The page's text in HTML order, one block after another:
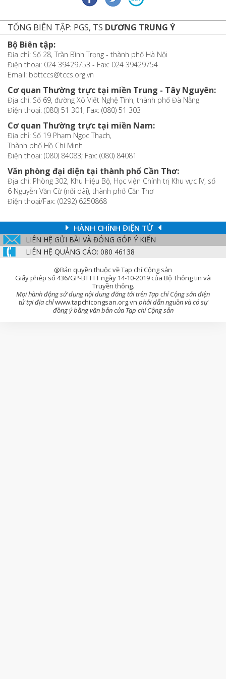
TỔNG BIÊN TẬP: PGS, TS DƯƠNG TRUNG Ý
Bộ Biên tập:
Địa chỉ: Số 28, Trần Bình Trọng - thành phố Hà Nội
Điện thoại: 024 39429753 - Fax: 024 39429754
Email: bbttccs@tccs.org.vn
Cơ quan Thường trực tại miền Trung - Tây Nguyên:
Địa chỉ: Số 69, đường Xô Viết Nghệ Tĩnh, thành phố Đà Nẵng
Điện thoại: (080) 51 301; Fax: (080) 51 303
Cơ quan Thường trực tại miền Nam:
Địa chỉ: Số 19 Phạm Ngọc Thạch,
Thành phố Hồ Chí Minh
Điện thoại: (080) 84083; Fax: (080) 84081
Văn phòng đại diện tại thành phố Cần Thơ:
Địa chỉ: Phòng 302, Khu Hiệu Bộ, Học viện Chính trị Khu vực IV, số
6 Nguyễn Văn Cừ (nối dài), thành phố Cần Thơ
Điện thoại/Fax: (0292) 6250868
HÀNH CHÍNH ĐIỆN TỬ
LIÊN HỆ GỬI BÀI VÀ ĐÓNG GÓP Ý KIẾN
LIÊN HỆ QUẢNG CÁO: 080 46138
@Bản quyền thuộc về Tạp chí Cộng sản
Giấy phép số 436/GP-BTTTT ngày 14-10-2019 của Bộ Thông tin và
Truyền thông.
Mọi hành động sử dụng nội dung đăng tải trên Tạp chí Cộng sản điện
tử tại địa chỉwww.tapchicongsan.org.vn phải dẫn nguồn và có sự
đồng ý bằng văn bản của Tạp chí Cộng sản